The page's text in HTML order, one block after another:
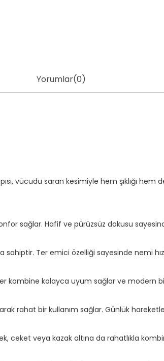
Yorumlar(0)
vücudu saran kesimiyle hem şıklığı
sağlar. Hafif ve pürüzsüz dokusu
Ter emici özelliği sayesinde nemi
kombine kolayca uyum sağlar ve modern
rahat bir kullanım sağlar. Günlük
ceket veya kazak altına da rahatlıkla